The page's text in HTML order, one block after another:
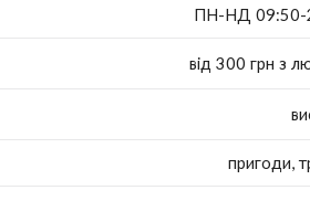
ПН-НД 09:50-
від 300 грн з
пригоди,